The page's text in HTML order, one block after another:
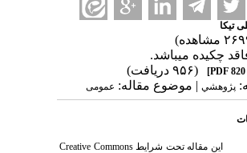
تیکا
چکیده می​باشد.
(۹۵۶ دریافت)
پژوهشي| موضوع مقاله: عمومى
این مقاله تحت شرایطCreative Commons